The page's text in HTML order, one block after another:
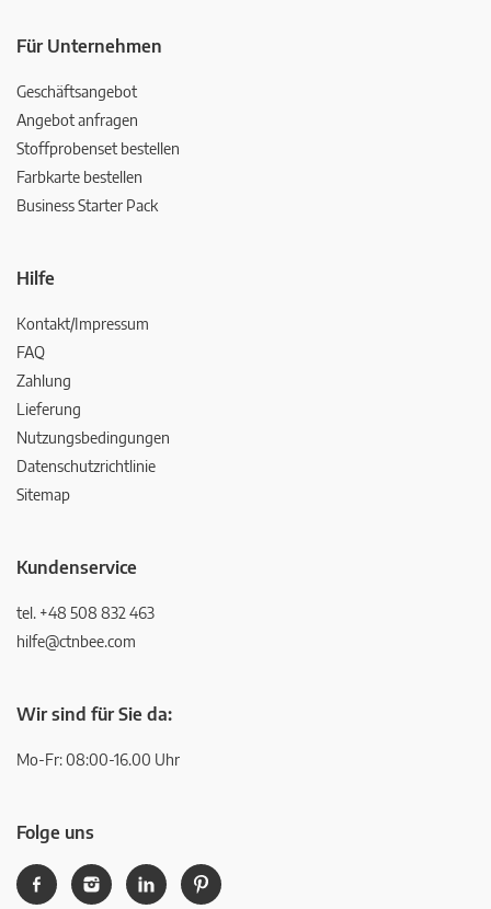
Für Unternehmen
Geschäftsangebot
Angebot anfragen
Stoffprobenset bestellen
Farbkarte bestellen
Business Starter Pack
Hilfe
Kontakt/Impressum
FAQ
Zahlung
Lieferung
Nutzungsbedingungen
Datenschutzrichtlinie
Sitemap
Kundenservice
tel. +48 508 832 463
hilfe@ctnbee.com
Wir sind für Sie da:
Mo-Fr: 08:00-16.00 Uhr
Folge uns